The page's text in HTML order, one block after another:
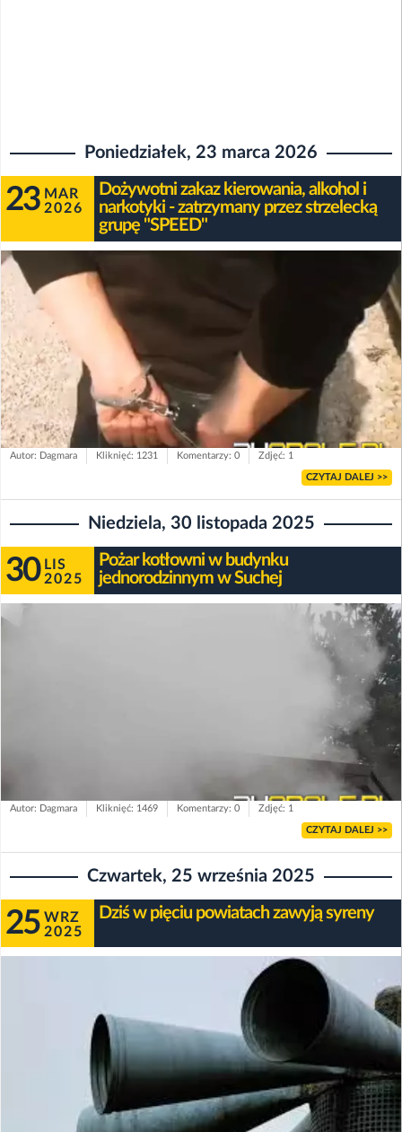
Poniedziałek, 23 marca 2026
23 MAR
2026
Dożywotni zakaz kierowania, alkohol i
narkotyki - zatrzymany przez strzelecką
grupę "SPEED"
Autor: Dagmara Kliknięć: 1231 Komentarzy: 0 Zdjęć: 1
CZYTAJ DALEJ >>
Niedziela, 30 listopada 2025
30 LIS
2025
Pożar kotłowni w budynku
jednorodzinnym w Suchej
Autor: Dagmara Kliknięć: 1469 Komentarzy: 0 Zdjęć: 1
CZYTAJ DALEJ >>
Czwartek, 25 września 2025
25 WRZ
2025
Dziś w pięciu powiatach zawyją syreny